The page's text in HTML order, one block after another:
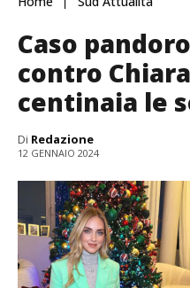
Caso
contro
centinaia le
Di Redazione
12 GENNAIO 2024